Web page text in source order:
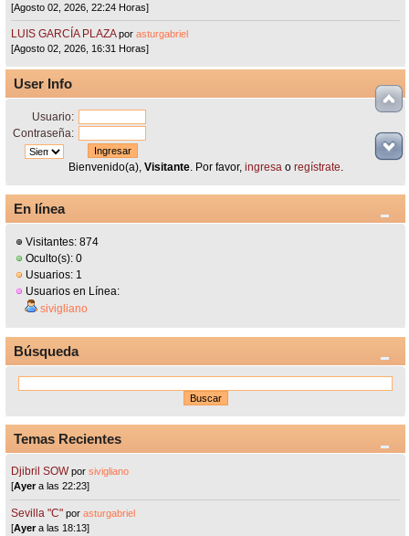
[Agosto 02, 2026, 22:24 Horas]
LUIS GARCÍA PLAZA porasturgabriel
[Agosto 02, 2026, 16:31 Horas]
User Info
Usuario:
Contraseña:
Bienvenido(a), Visitante. Por favor, ingresao regístrate.
En línea
Visitantes: 874
Oculto(s): 0
Usuarios: 1
Usuarios en Línea:
sivigliano
Búsqueda
Temas Recientes
Djibril SOW porsivigliano
[Ayera las 22:23]
Sevilla "C"porasturgabriel
[Ayera las 18:13]